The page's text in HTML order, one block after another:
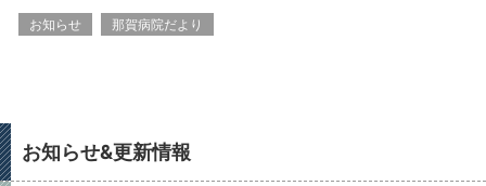
お知らせ 那賀病院だより
お知らせ&更新情報